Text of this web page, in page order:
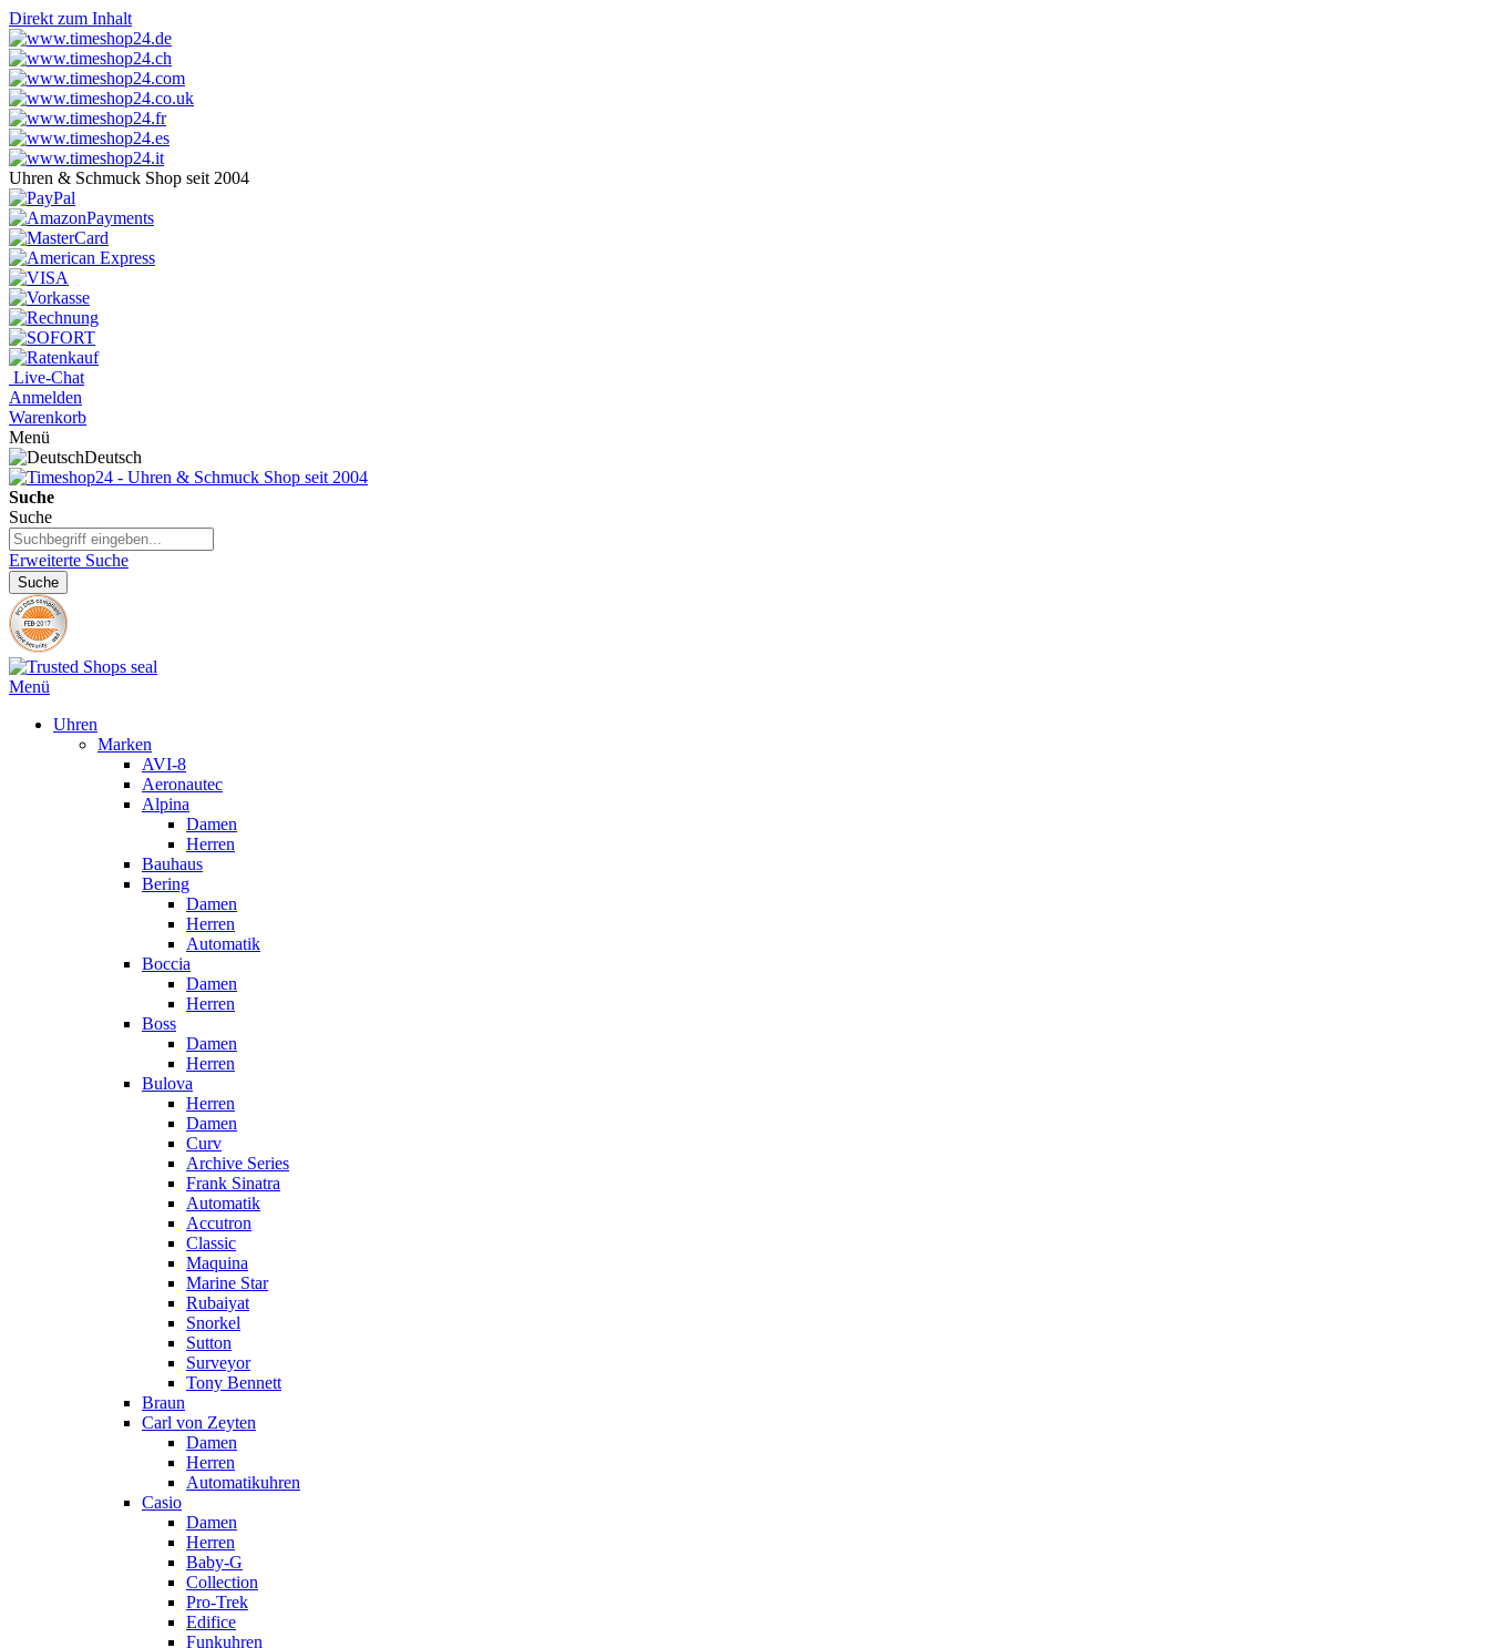
Direkt zum Inhalt
Uhren & Schmuck Shop seit 2004
Live-Chat
Anmelden
Warenkorb
Menü
Deutsch
Suche
Suche
Erweiterte Suche
Suche
Menü
Uhren
Marken
AVI-8
Aeronautec
Alpina
Damen
Herren
Bauhaus
Bering
Damen
Herren
Automatik
Boccia
Damen
Herren
Boss
Damen
Herren
Bulova
Herren
Damen
Curv
Archive Series
Frank Sinatra
Automatik
Accutron
Classic
Maquina
Marine Star
Rubaiyat
Snorkel
Sutton
Surveyor
Tony Bennett
Braun
Carl von Zeyten
Damen
Herren
Automatikuhren
Casio
Damen
Herren
Baby-G
Collection
Pro-Trek
Edifice
Funkuhren